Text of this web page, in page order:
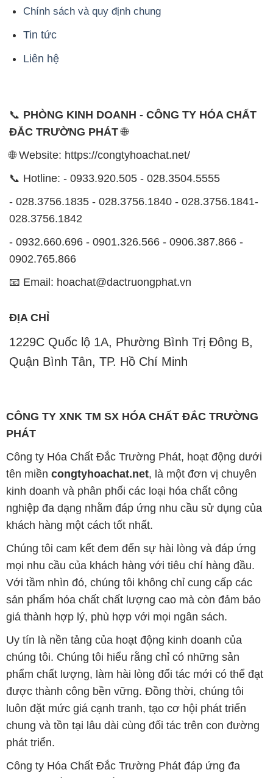
Chính sách và quy định chung
Tin tức
Liên hệ
📞 PHÒNG KINH DOANH - CÔNG TY HÓA CHẤT
ĐẮC TRƯỜNG PHÁT🌐
🌐 Website: https://congtyhoachat.net/
📞 Hotline: - 0933.920.505 - 028.3504.5555
- 028.3756.1835 - 028.3756.1840 - 028.3756.1841-
028.3756.1842
- 0932.660.696 - 0901.326.566 - 0906.387.866 -
0902.765.866
📧 Email: hoachat@dactruongphat.vn
ĐỊA CHỈ
1229C Quốc lộ 1A, Phường Bình Trị Đông B,
Quận Bình Tân, TP. Hồ Chí Minh
CÔNG TY XNK TM SX HÓA CHẤT ĐẮC TRƯỜNG
PHÁT
Công ty Hóa Chất Đắc Trường Phát, hoạt động dưới
tên miền congtyhoachat.net, là một đơn vị chuyên
kinh doanh và phân phối các loại hóa chất công
nghiệp đa dạng nhằm đáp ứng nhu cầu sử dụng của
khách hàng một cách tốt nhất.
Chúng tôi cam kết đem đến sự hài lòng và đáp ứng
mọi nhu cầu của khách hàng với tiêu chí hàng đầu.
Với tầm nhìn đó, chúng tôi không chỉ cung cấp các
sản phẩm hóa chất chất lượng cao mà còn đảm bảo
giá thành hợp lý, phù hợp với mọi ngân sách.
Uy tín là nền tảng của hoạt động kinh doanh của
chúng tôi. Chúng tôi hiểu rằng chỉ có những sản
phẩm chất lượng, làm hài lòng đối tác mới có thể đạt
được thành công bền vững. Đồng thời, chúng tôi
luôn đặt mức giá cạnh tranh, tạo cơ hội phát triển
chung và tồn tại lâu dài cùng đối tác trên con đường
phát triển.
Công ty Hóa Chất Đắc Trường Phát đáp ứng đa